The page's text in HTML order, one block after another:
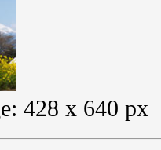
428 x 640 px